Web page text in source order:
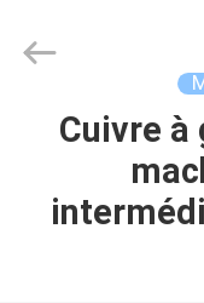
MAISON
PRODUITS
Rights
Cuivre à